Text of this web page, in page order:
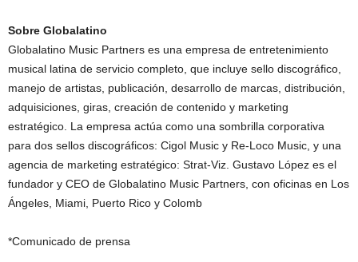
Sobre Globalatino
Globalatino Music Partners es una empresa de entretenimiento
musical latina de servicio completo, que incluye sello discográfico,
manejo de artistas, publicación, desarrollo de marcas, distribución,
adquisiciones, giras, creación de contenido y marketing
estratégico. La empresa actúa como una sombrilla corporativa
para dos sellos discográficos: Cigol Music y Re-Loco Music, y una
agencia de marketing estratégico: Strat-Viz. Gustavo López es el
fundador y CEO de Globalatino Music Partners, con oficinas en Los
Ángeles, Miami, Puerto Rico y Colomb
*Comunicado de prensa